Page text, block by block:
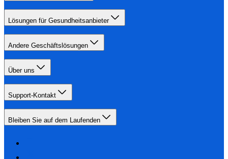
Lösungen für Gesundheitsanbieter
Andere Geschäftslösungen
Über uns
Support-Kontakt
Bleiben Sie auf dem Laufenden